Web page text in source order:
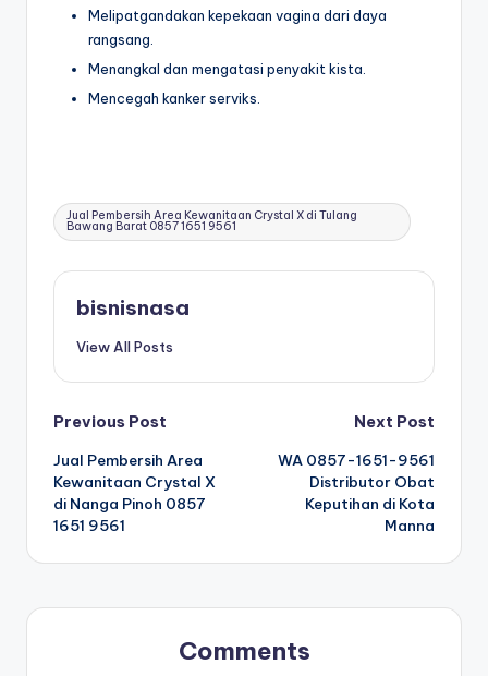
Melipatgandakan kepekaan vagina dari daya
rangsang.
Menangkal dan mengatasi penyakit kista.
Mencegah kanker serviks.
Tags:
Jual Pembersih Area Kewanitaan Crystal X di Tulang
Bawang Barat 0857 1651 9561
bisnisnasa
View All Posts
Post
navigation
Previous Post
Jual Pembersih Area
Kewanitaan Crystal X
di Nanga Pinoh 0857
1651 9561
Next Post
WA 0857-1651-9561
Distributor Obat
Keputihan di Kota
Manna
Comments